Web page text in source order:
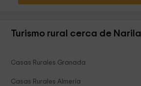
Turismo rural cerca de Narila
Casas Rurales Granada
Casas Rurales Almería